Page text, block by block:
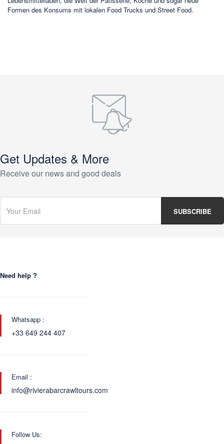
Formen des Konsums mit lokalen Food Trucks und Street Food.
Get Updates & More
Receive our news and good deals
Need help ?
Whatsapp :
+33 649 244 407
Email :
info@rivierabarcrawltours.com
Follow Us: